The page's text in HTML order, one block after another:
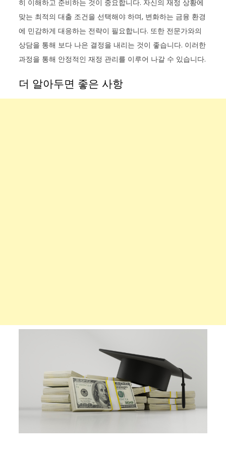
히 이해하고 준비하는 것이 중요합니다. 자신의 재정 상황에
맞는 최적의 대출 조건을 선택해야 하며, 변화하는 금융 환경
에 민감하게 대응하는 전략이 필요합니다. 또한 전문가와의
상담을 통해 보다 나은 결정을 내리는 것이 좋습니다. 이러한
과정을 통해 안정적인 재정 관리를 이루어 나갈 수 있습니다.
더 알아두면 좋은 사항